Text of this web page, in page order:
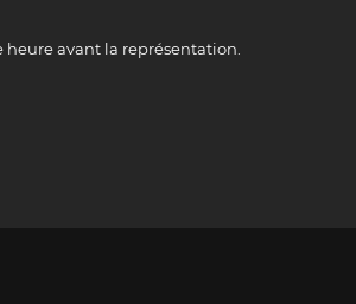
heure avant la représentation.